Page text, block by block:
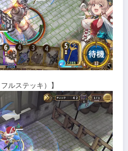
ルステッキ）】